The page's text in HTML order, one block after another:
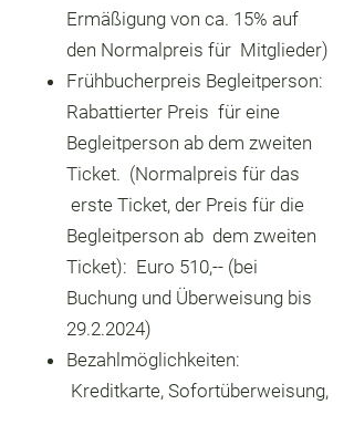
Ermäßigung von ca. 15% auf
den Normalpreis für Mitglieder)
Frühbucherpreis Begleitperson:
Rabattierter Preis für eine
Begleitperson ab dem zweiten
Ticket. (Normalpreis für das
erste Ticket, der Preis für die
Begleitperson ab dem zweiten
Ticket): Euro 510,-- (bei
Buchung und Überweisung bis
29.2.2024)
Bezahlmöglichkeiten:
Kreditkarte, Sofortüberweisung,